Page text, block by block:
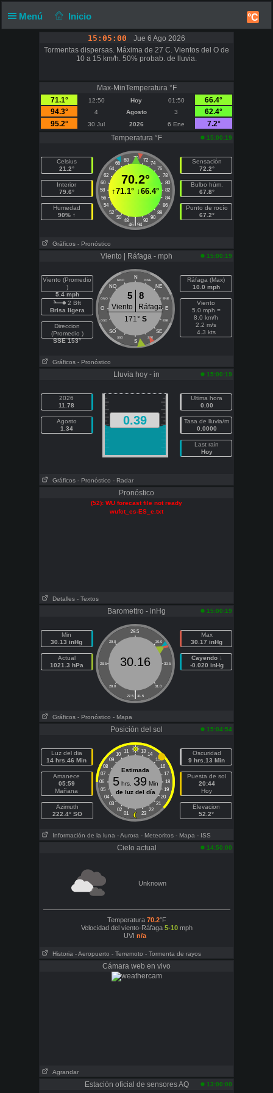
Menú Inicio °C
15:05:01
Jue 6 Ago 2026
Tormentas dispersas. Máxima de 27 C. Vientos del O de
10 a 15 km/h. 50% probab. de lluvia.
Max-MinTemperatura °F
71.1°
12:50 Hoy 01:50
66.4°
94.3°
4 Agosto 3
62.4°
95.2°
30 Jul 2026 6 Ene
7.2°
Temperatura °F
15:00:19
Celsius
21.2°
Interior
79.6°
Humedad
90% ↑
70
68 72
66
74
64
76
62
78
60
80
58
82
56
84
54
86
52
88
50
90
48 92
|
46 94
70.2°
↑71.1° ↓66.4°
Sensación
72.2°
Bulbo húm.
67.8°
Punto de rocío
67.2°
Gráficos - Pronóstico
Viento | Ráfaga - mph 15:00:19
Viento (Promedio
)
5.4 mph
2 Bft
Brisa ligera
Direccion
(Promedio )
SSE 153°
N
NNO NNE
NO NE
ONO ENE
O E
OSO ESE
SO SE
SSO SSE
S
5 8
Viento
Ráfaga
171° S
Ráfaga (Max)
10.0 mph
Viento
5.0 mph =
8.0 km/h
2.2 m/s
4.3 kts
Gráficos - Pronóstico
Lluvia hoy - in 15:00:19
2026
11.78
Agosto
1.34
0.39
Ultima hora
0.00
Tasa de lluvia/m
0.0000
Last rain
Hoy
Gráficos - Pronóstico - Radar
Pronóstico
(52): WU forecast file not ready
wufct_es-ES_e.txt
Detalles - Textos
Baromettro - inHg 15:00:19
Min
30.13 inHg
Actual
1021.3 hPa
29.5
29.0 30.0
28.5 30.5
28.0 31.0
|
27.5 31.5
30.16
Max
30.17 inHg
Cayendo ↓
-0.020 inHg
Gráficos - Pronóstico - Mapa
Posición del sol 15:04:54
Luz del dia
14 hrs.46 Min
Amanece
05:59
Mañana
Azimuth
222.4° SO
11 13
10
14
09
15
08
16
07
17
06
18
05
19
04
20
03
21
02
22
01 23
Estimada
5hrs. 39Min
de luz del día
Oscuridad
9 hrs.13 Min
Puesta de sol
20:44
Hoy
Elevacion
52.2°
Información de la luna - Aurora - Meteoritos - Mapa - ISS
Cielo actual 14:50:00
Unknown
Temperatura 70.2°F
Velocidad del viento-Ráfaga 5-10mph
UVI n/a
Historia - Aeropuerto - Terremoto - Tormenta de rayos
Cámara web en vivo
Agrandar
Estación oficial de sensores AQ 13:00:00